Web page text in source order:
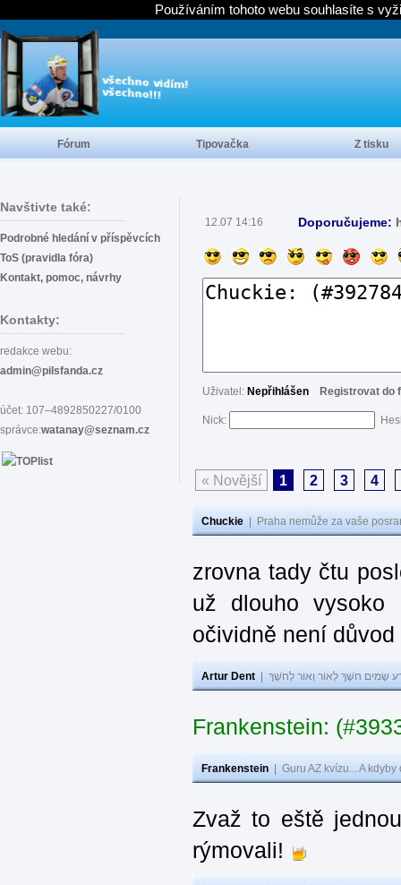
Navštivte také:
Podrobné hledání v příspěvcích
ToS (pravidla fóra)
Kontakt, pomoc, návrhy
Kontakty:
redakce webu:
admin@pilsfanda.cz
účet: 107–4892850227/0100
správce:watanay@seznam.cz
12.07 14:16 Doporučujeme:
Uživatel: Nepřihlášen Registrovat do
Nick:
« Novější 1 2 3 4
Chuckie Praha nemůže za vaše
zrovna tady čtu
už dlouho
očividně není
Artur Dent שָׂמִים חֹשֶׁךְ לְאוֹר וְאוֹר לְחֹשֶׁךְ
Frankenstein:
Frankenstein Guru AZ kvízu... A
Zvaž to eště
rýmovali!
Fórum Tipovačka Z tisku
Používáním tohoto webu souhlasíte s